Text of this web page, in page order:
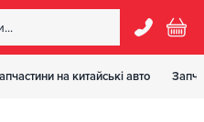
на китайські авто